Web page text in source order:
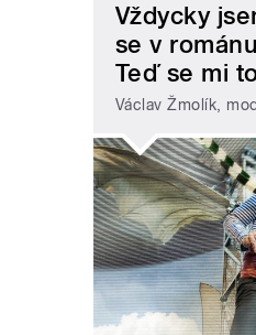
Vždycky
se v
Teď se mi
Václav Žmolík,